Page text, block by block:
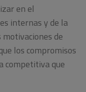
en el
internas y de la
de
los compromisos
competitiva que